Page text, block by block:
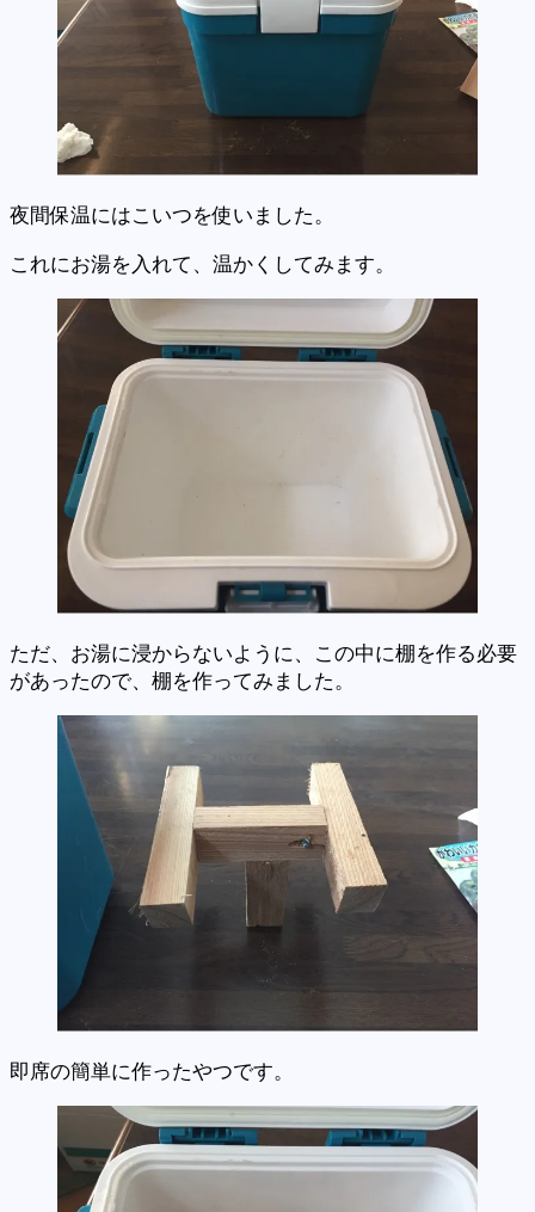
夜間保温にはこいつを使いました。
これにお湯を入れて、温かくしてみます。
ただ、お湯に浸からないように、この中に棚を作る必要
があったので、棚を作ってみました。
即席の簡単に作ったやつです。